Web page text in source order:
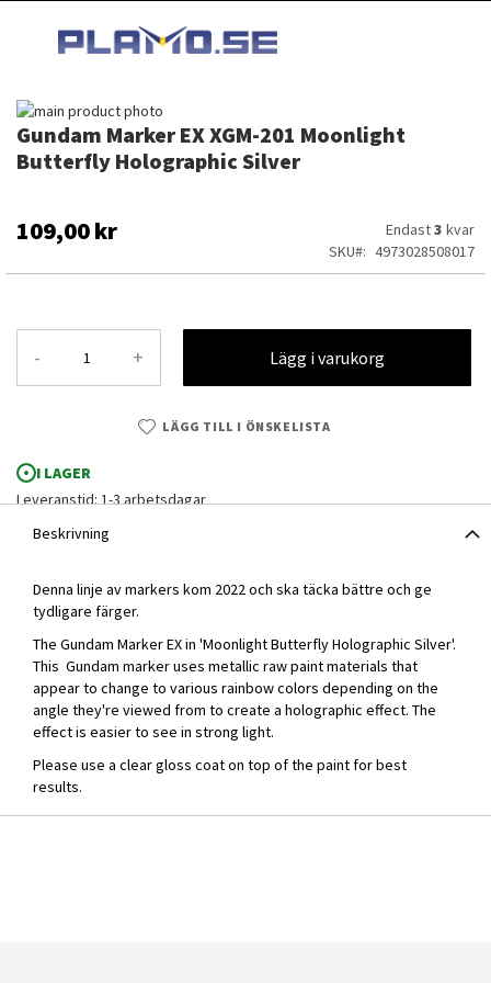
INNEHÅLLET
Gundam Marker EX XGM-201 Moonlight
Butterfly Holographic Silver
109,00 kr Endast3 kvar
SKU
4973028508017
- + Lägg i varukorg
LÄGG TILL I ÖNSKELISTA
I LAGER
Leveranstid: 1-3 arbetsdagar
Hoppa
till
slutet
av
Gundam Marker EX XGM-201 Moonlight Butterfly Holographic Silver
Hoppa
till
början
bildgalleriet
Beskrivning
Denna linje av markers kom 2022 och ska täcka bättre och ge
tydligare färger.
The Gundam Marker EX in 'Moonlight Butterfly Holographic Silver'.
This Gundam marker uses metallic raw paint materials that
appear to change to various rainbow colors depending on the
angle they're viewed from to create a holographic effect. The
effect is easier to see in strong light.
Please use a clear gloss coat on top of the paint for best
results.